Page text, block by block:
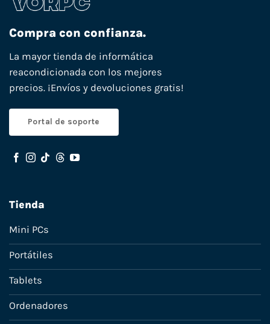
Compra con confianza.
La mayor tienda de informática
reacondicionada con los mejores
precios. ¡Envíos y devoluciones gratis!
Portal de soporte
Tienda
Mini PCs
Portátiles
Tablets
Ordenadores